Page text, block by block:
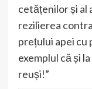
cetățenilor și al
rezilierea
prețului apei cu
exemplul că și
reuși!”